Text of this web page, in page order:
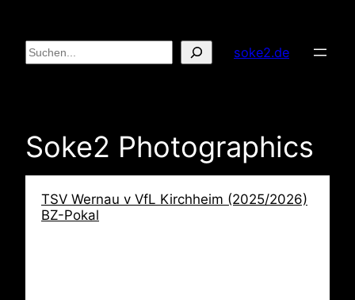
Inhalt
springen
Suchen soke2.de
Soke2 Photographics
TSV Wernau v VfL Kirchheim (2025/2026)
BZ-Pokal